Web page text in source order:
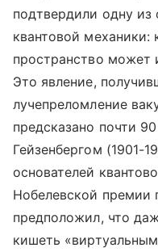
подтвердили одну из
квантовой
пространство может
Это явление,
лучепреломление
предсказано почти
Гейзенбергом (1901-
основателей
Нобелевской премии
предположил, что
кишеть